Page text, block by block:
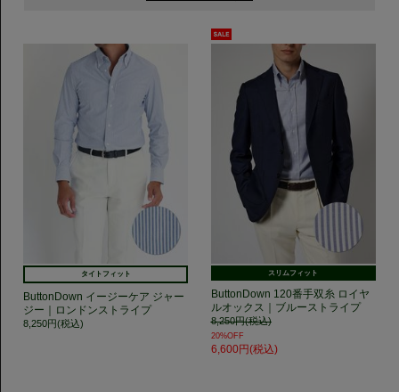
タイトフィット
ButtonDown イージーケア ジャー
ジー｜ロンドンストライプ
8,250円(税込)
スリムフィット
ButtonDown 120番手双糸 ロイヤ
ルオックス｜ブルーストライプ
8,250円(税込)
20%OFF
6,600円(税込)